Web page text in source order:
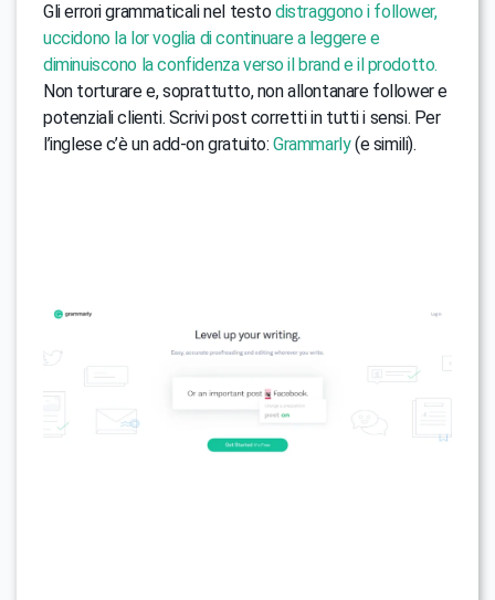
Gli errori grammaticali nel testodistraggono i follower,
uccidono la lor voglia di continuare a leggere e
diminuiscono la confidenza verso il brand e il prodotto.
Non torturare e, soprattutto, non allontanare follower e
potenziali clienti. Scrivi post corretti in tutti i sensi. Per
l’inglese c’è un add-on gratuito:Grammarly(e simili).